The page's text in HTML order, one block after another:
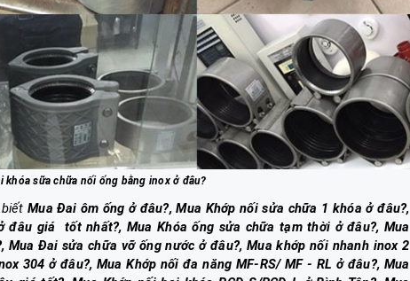
khóa sữa chữa nối ống bằng inox ở đâu?
biếtMua Đai ôm ống ở đâu?, Mua Khớp nối sửa chữa 1 khóa ở đâu?,
đâu giá tốt nhất?, Mua Khóa ống sửa chữa tạm thời ở đâu?, Mua
Mua Đai sửa chữa vỡ ống nước ở đâu?, Mua khớp nối nhanh inox 2
304 ở đâu?, Mua Khớp nối đa năng MF-RS/ MF - RL ở đâu?, Mua